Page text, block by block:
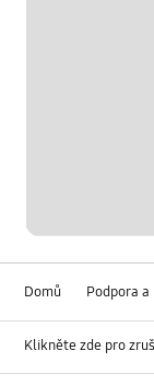
Domů Podpora
Klikněte zde pro